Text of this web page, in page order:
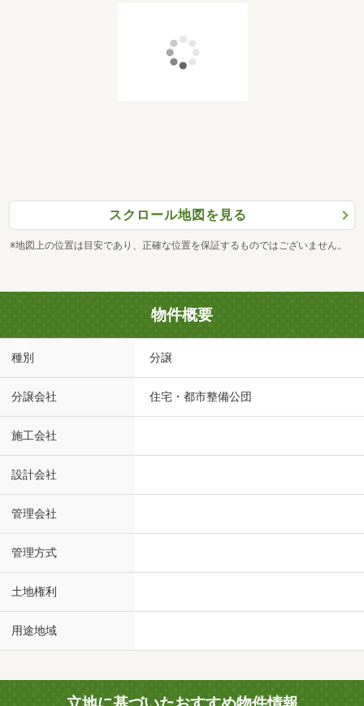
スクロール地図を見る
※地図上の位置は目安であり、正確な位置を保証するものではございません。
物件概要
種別 分譲
分譲会社 住宅・都市整備公団
施工会社
設計会社
管理会社
管理方式
土地権利
用途地域